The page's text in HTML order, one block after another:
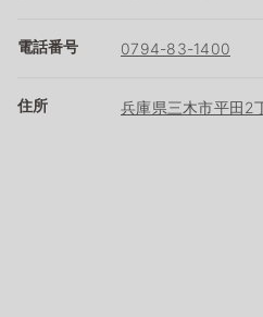
電話番号 0794-83-1400
住所 兵庫県三木市平田2